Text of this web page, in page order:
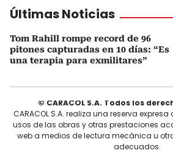
Últimas Noticias
Tom Rahill rompe record de 96
pitones capturadas en 10 días: “Es
una terapia para exmilitares”
© CARACOL S.A. Todos los
CARACOL S.A. realiza una reserva
usos de las obras y otras prestaciones
web a medios de lectura mecánica u
adecuados.